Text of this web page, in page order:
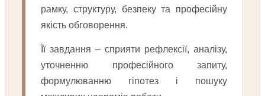
рамку, структуру, безпеку та професійну
якість обговорення.
Її завдання – сприяти рефлексії, аналізу,
уточненню професійного запиту,
формулюванню гіпотез і пошуку